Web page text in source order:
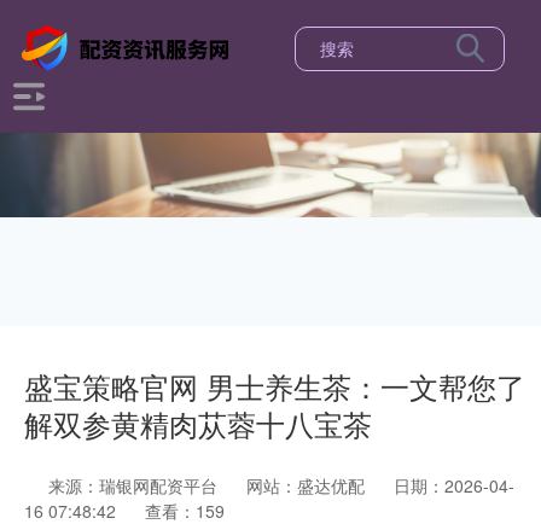
盛宝策略官网 男士养生茶：一文帮您了
解双参黄精肉苁蓉十八宝茶
来源：瑞银网配资平台 网站：盛达优配
日期：2026-04-
16 07:48:42
查看：159